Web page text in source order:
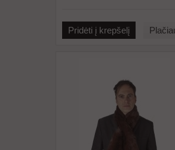
Pridėti į krepšelį